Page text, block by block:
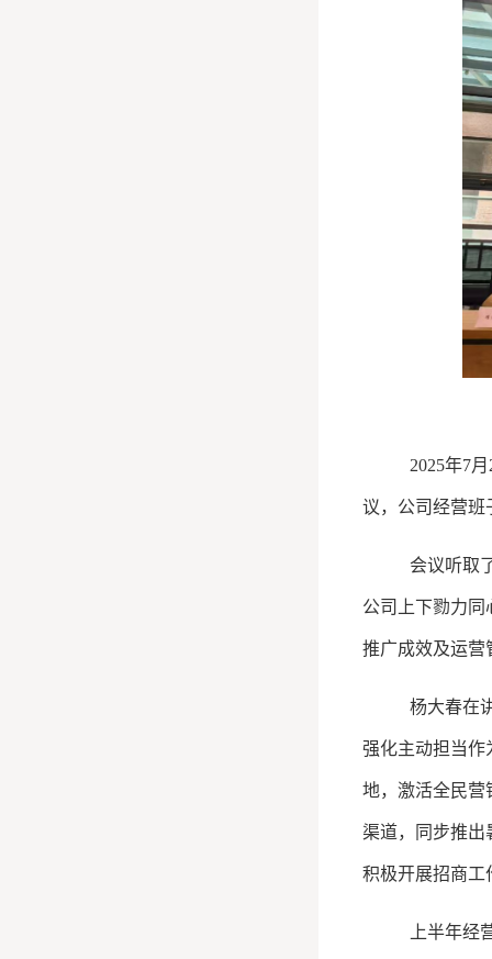
2025年7
议，公司经营班
会议听取
公司上下勠力
推广成效及运营
杨大春在
强化主动担当作
地，激活全民营
渠道，同步推
积极开展招商工
上半年